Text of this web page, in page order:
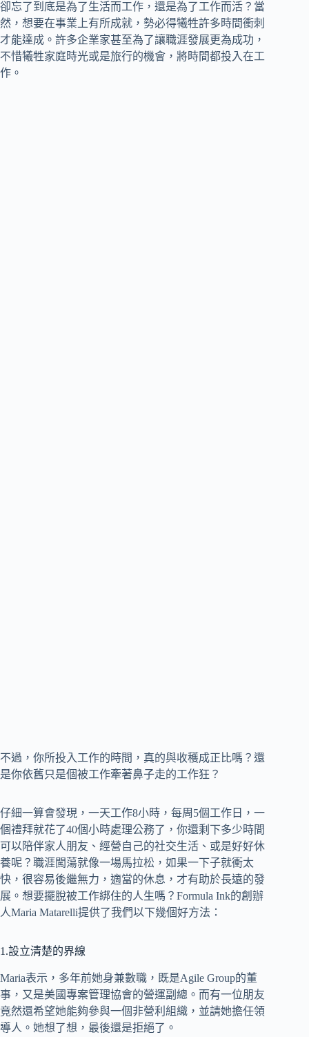
卻忘了到底是為了生活而工作，還是為了工作而活？當
然，想要在事業上有所成就，勢必得犧牲許多時間衝刺
才能達成。許多企業家甚至為了讓職涯發展更為成功，
不惜犧牲家庭時光或是旅行的機會，將時間都投入在工
作。
不過，你所投入工作的時間，真的與收穫成正比嗎？還
是你依舊只是個被工作牽著鼻子走的工作狂？
仔細一算會發現，一天工作8小時，每周5個工作日，一
個禮拜就花了40個小時處理公務了，你還剩下多少時間
可以陪伴家人朋友、經營自己的社交生活、或是好好休
養呢？職涯闖蕩就像一場馬拉松，如果一下子就衝太
快，很容易後繼無力，適當的休息，才有助於長遠的發
展。想要擺脫被工作綁住的人生嗎？Formula Ink的創辦
人Maria Matarelli提供了我們以下幾個好方法：
1.設立清楚的界線
Maria表示，多年前她身兼數職，既是Agile Group的董
事，又是美國專案管理協會的營運副總。而有一位朋友
竟然還希望她能夠參與一個非營利組織，並請她擔任領
導人。她想了想，最後還是拒絕了。